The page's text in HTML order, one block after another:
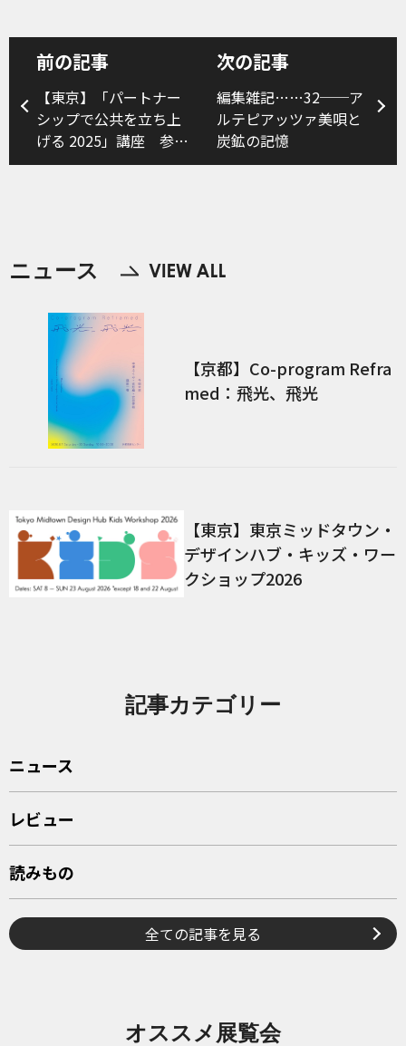
前の記事
【東京】「パートナー
シップで公共を立ち上
げる 2025」講座 参加
者募集
次の記事
編集雑記……32──ア
ルテピアッツァ美唄と
炭鉱の記憶
ニュース
【京都】Co-program Refra
med：飛光、飛光
【東京】東京ミッドタウン・
デザインハブ・キッズ・ワー
クショップ2026
記事カテゴリー
ニュース
レビュー
読みもの
全ての記事を見る
オススメ展覧会